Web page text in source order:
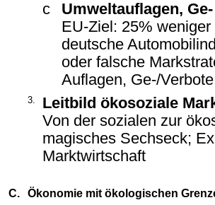
c
Umweltauflagen,
EU-Ziel: 25% weniger
deutsche
oder falsche
Auflagen, Ge-/
3.
Leitbild ökosoziale
Von der sozialen zur
magisches Sechseck;
Marktwirtschaft
C. Ökonomie mit ökologischen